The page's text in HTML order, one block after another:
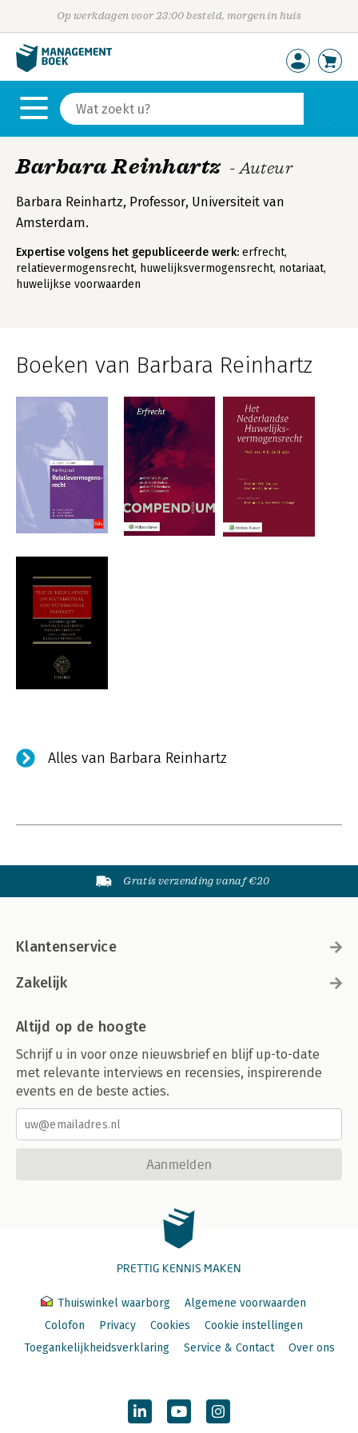
Op werkdagen voor 23:00 besteld, morgen in huis
Barbara Reinhartz - Auteur
Barbara Reinhartz, Professor, Universiteit van
Amsterdam.
Expertise volgens het gepubliceerde werk: erfrecht,
relatievermogensrecht, huwelijksvermogensrecht, notariaat,
huwelijkse voorwaarden
Boeken van Barbara Reinhartz
Alles van Barbara Reinhartz
Gratis verzending vanaf €20
Klantenservice
Zakelijk
Altijd op de hoogte
Schrijf u in voor onze nieuwsbrief en blijf up-to-date
met relevante interviews en recensies, inspirerende
events en de beste acties.
Aanmelden
PRETTIG KENNIS MAKEN
Thuiswinkel waarborg
Algemene voorwaarden
Colofon
Privacy Cookies
Cookie instellingen
Toegankelijkheidsverklaring
Service & Contact Over ons